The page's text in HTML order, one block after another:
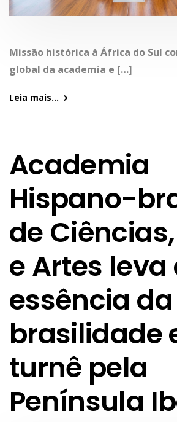
Missão histórica à África do Sul
global da academia e […]
Leia mais...
Academia
Hispano-
de
e Artes leva
essência da
brasilidade
turnê pela
Península